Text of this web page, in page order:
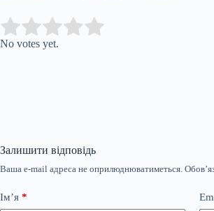
Rate this item:
No votes yet.
Залишити відповідь
Ваша e-mail адреса не оприлюднюватиметься.
Ім’я *